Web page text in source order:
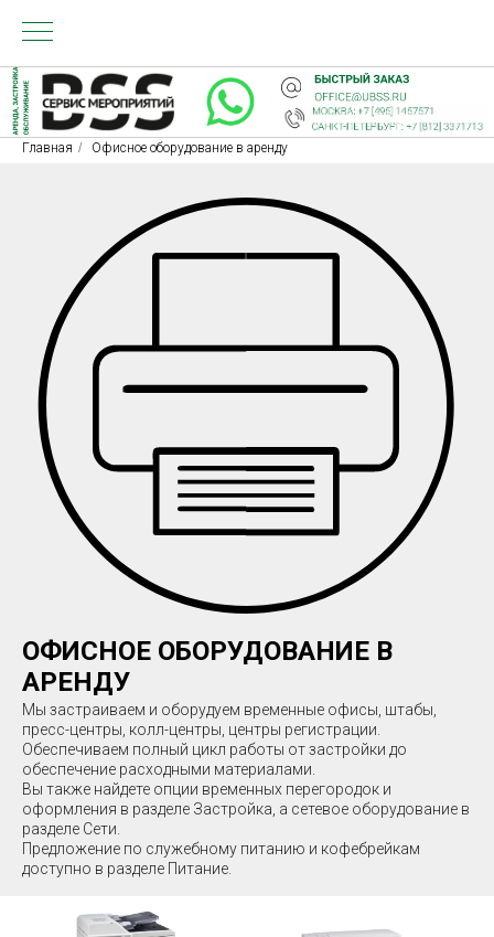
Главная / Офисное оборудование в аренду
ОФИСНОЕ ОБОРУДОВАНИЕ В
АРЕНДУ
Мы застраиваем и оборудуем временные офисы, штабы,
пресс-центры, колл-центры, центры регистрации.
Обеспечиваем полный цикл работы от застройки до
обеспечение расходными материалами.
Вы также найдете опции временных перегородок и
оформления в разделе Застройка, а сетевое оборудование в
разделе Сети.
Предложение по служебному питанию и кофебрейкам
доступно в разделе Питание.